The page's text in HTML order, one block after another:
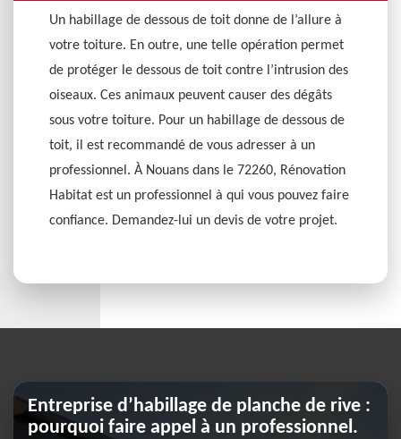
Un habillage de dessous de toit donne de l’allure à
votre toiture. En outre, une telle opération permet
de protéger le dessous de toit contre l’intrusion des
oiseaux. Ces animaux peuvent causer des dégâts
sous votre toiture. Pour un habillage de dessous de
toit, il est recommandé de vous adresser à un
professionnel. À Nouans dans le 72260, Rénovation
Habitat est un professionnel à qui vous pouvez faire
confiance. Demandez-lui un devis de votre projet.
Entreprise d’habillage de planche de rive :
pourquoi faire appel à un professionnel.